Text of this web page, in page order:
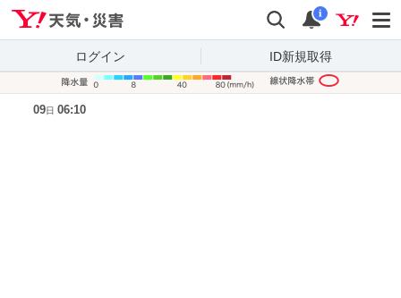
検索 通知
i
ログイン ID新規取得
09日 06:10